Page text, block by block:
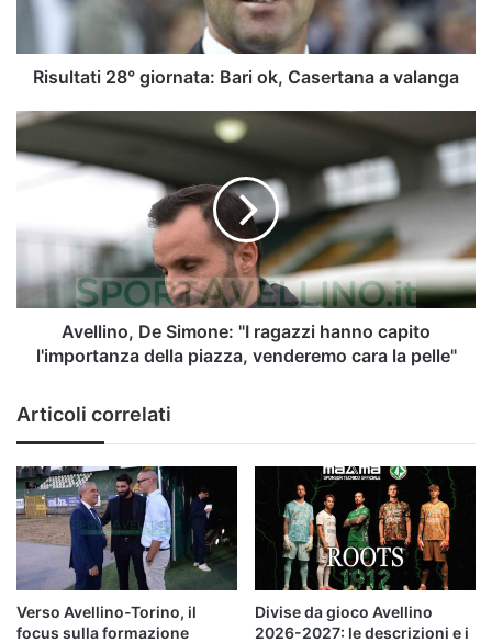
Risultati 28° giornata: Bari ok, Casertana a valanga
Avellino,
Simone:
hanno
l'importanza
della
venderemo
pelle"
Avellino, De Simone: "I ragazzi hanno capito
l'importanza della piazza, venderemo cara la pelle"
Articoli correlati
Verso Avellino-Torino, il
focus sulla formazione
Divise da gioco Avellino
2026-2027: le descrizioni e i